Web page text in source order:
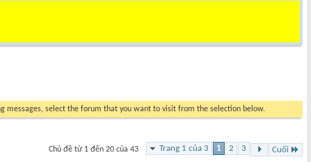
messages, select the forum that you want to visit from the selection below.
Trang 1 của 3 1 2 3 Cuối
Chủ đề từ 1 đến 20 của 43